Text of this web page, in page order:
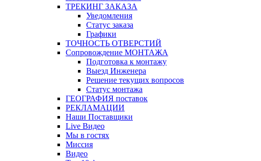
ТРЕКИНГ ЗАКАЗА
Уведомления
Статус заказа
Графики
ТОЧНОСТЬ ОТВЕРСТИЙ
Сопровождение МОНТАЖА
Подготовка к монтажу
Выезд Инженера
Решение текущих вопросов
Статус монтажа
ГЕОГРАФИЯ поставок
РЕКЛАМАЦИИ
Наши Поставщики
Live Видео
Мы в гостях
Миссия
Видео